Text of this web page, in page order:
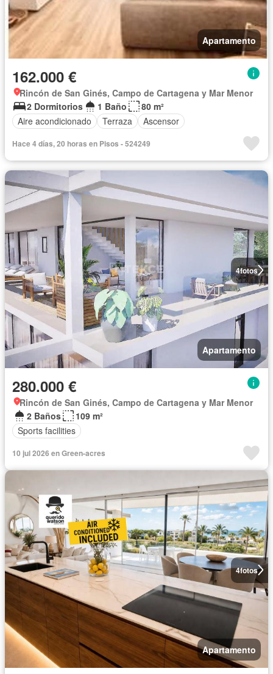
Apartamento
162.000 €
Rincón de San Ginés, Campo de Cartagena y Mar Menor
2 Dormitorios
1 Baño
80 m²
Aire acondicionado
Terraza Ascensor
Hace 4 días, 20 horas en Pisos - 524249
4fotos
Apartamento
280.000 €
Rincón de San Ginés, Campo de Cartagena y Mar Menor
2 Baños
109 m²
Sports facilities
10 jul 2026 en Green-acres
4fotos
Apartamento